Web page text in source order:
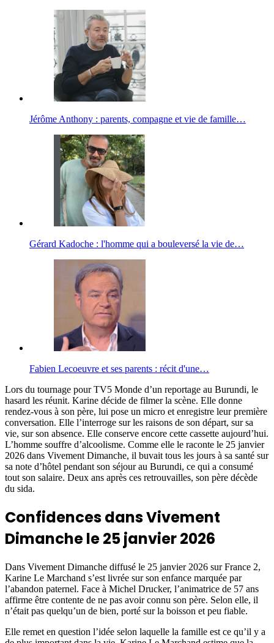
Jérôme Anthony : parents, compagne et vie de famille…
Gérard Kadoche : l'homme qui a bouleversé la vie de…
Fabien Lecoeuvre et ses parents : récit d'une…
Lors du tournage pour TV5 Monde d’un reportage au Burundi, le
hasard les réunit. Karine décide de filmer la scène. Elle donne
rendez-vous à son père, lui pose un micro et enregistre leur première
conversation. Elle l’interroge sur les raisons de son départ, sur sa
vie, sur son absence. Elle conserve encore cette cassette aujourd’hui.
L’homme souffre d’alcoolisme. Comme elle le raconte le 25 janvier
2026 dans Vivement Dimanche, il buvait tous les jours à sa santé sur
sa note d’hôtel pendant son séjour au Burundi, ce qui a consumé
tout son salaire. Deux ans après ces retrouvailles, son père décède
du sida.
Confidences dans Vivement
Dimanche le 25 janvier 2026
Dans Vivement Dimanche diffusé le 25 janvier 2026 sur France 2,
Karine Le Marchand s’est livrée sur son enfance marquée par
l’abandon paternel. Face à Michel Drucker, l’animatrice de 57 ans
affirme être contente de ne pas avoir connu son père. Selon elle, il
n’était pas quelqu’un de bien, porté sur la boisson et peu fiable.
Elle remet en question l’idée selon laquelle la famille est ce qu’il y a